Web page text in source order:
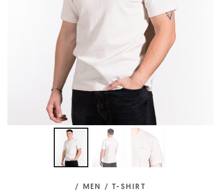
/ MEN / T-SHIRT